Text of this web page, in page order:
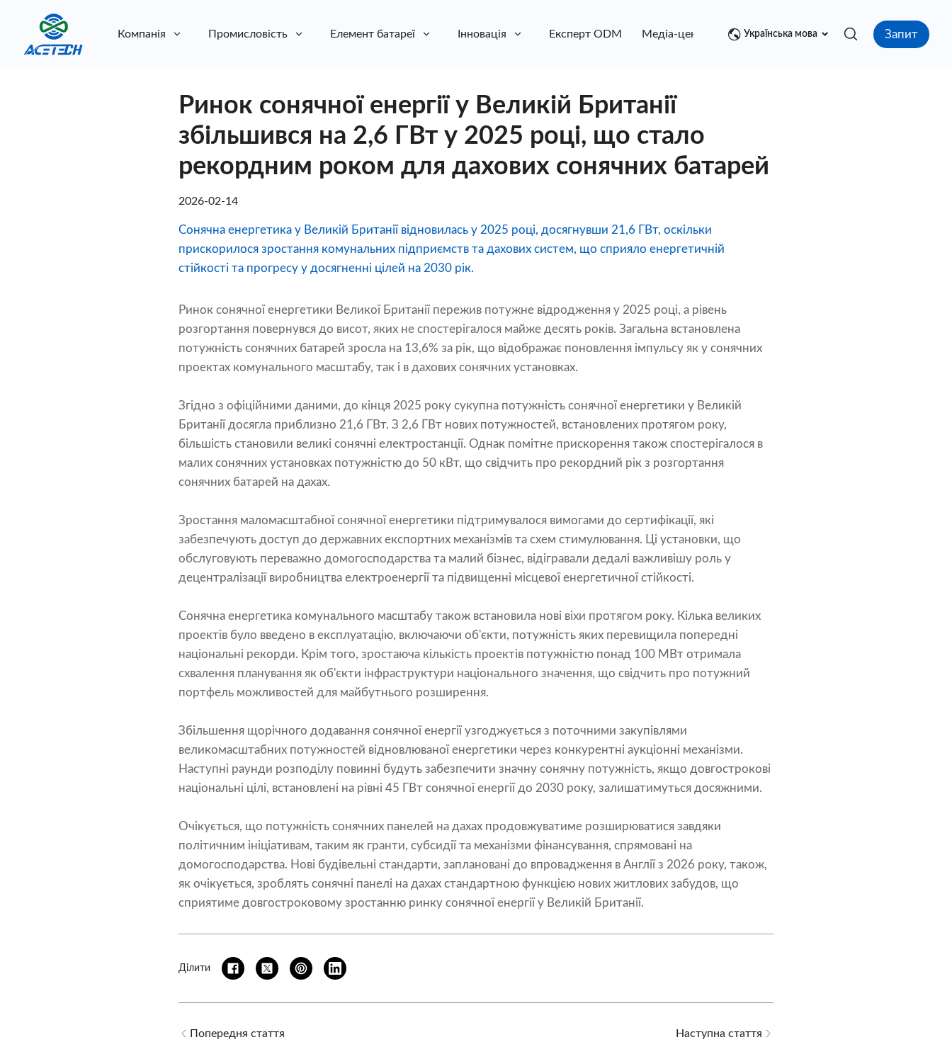
Компанія Промисловість Елемент батареї Інновація Експерт ODM Медіа-центр контакт
Українська мова Запит
Ринок сонячної енергії у Великій Британії
збільшився на 2,6 ГВт у 2025 році, що стало
рекордним роком для дахових сонячних батарей
2026-02-14
Сонячна енергетика у Великій Британії відновилась у 2025 році, досягнувши 21,6 ГВт, оскільки
прискорилося зростання комунальних підприємств та дахових систем, що сприяло енергетичній
стійкості та прогресу у досягненні цілей на 2030 рік.
Ринок сонячної енергетики Великої Британії пережив потужне відродження у 2025 році, а рівень
розгортання повернувся до висот, яких не спостерігалося майже десять років. Загальна встановлена ​​
потужність сонячних батарей зросла на 13,6% за рік, що відображає поновлення імпульсу як у сонячних
проектах комунального масштабу, так і в дахових сонячних установках.
Згідно з офіційними даними, до кінця 2025 року сукупна потужність сонячної енергетики у Великій
Британії досягла приблизно 21,6 ГВт. З 2,6 ГВт нових потужностей, встановлених протягом року,
більшість становили великі сонячні електростанції. Однак помітне прискорення також спостерігалося в
малих сонячних установках потужністю до 50 кВт, що свідчить про рекордний рік з розгортання
сонячних батарей на дахах.
Зростання маломасштабної сонячної енергетики підтримувалося вимогами до сертифікації, які
забезпечують доступ до державних експортних механізмів та схем стимулювання. Ці установки, що
обслуговують переважно домогосподарства та малий бізнес, відігравали дедалі важливішу роль у
децентралізації виробництва електроенергії та підвищенні місцевої енергетичної стійкості.
Сонячна енергетика комунального масштабу також встановила нові віхи протягом року. Кілька великих
проектів було введено в експлуатацію, включаючи об'єкти, потужність яких перевищила попередні
національні рекорди. Крім того, зростаюча кількість проектів потужністю понад 100 МВт отримала
схвалення планування як об'єкти інфраструктури національного значення, що свідчить про потужний
портфель можливостей для майбутнього розширення.
Збільшення щорічного додавання сонячної енергії узгоджується з поточними закупівлями
великомасштабних потужностей відновлюваної енергетики через конкурентні аукціонні механізми.
Наступні раунди розподілу повинні будуть забезпечити значну сонячну потужність, якщо довгострокові
національні цілі, встановлені на рівні 45 ГВт сонячної енергії до 2030 року, залишатимуться досяжними.
Очікується, що потужність сонячних панелей на дахах продовжуватиме розширюватися завдяки
політичним ініціативам, таким як гранти, субсидії та механізми фінансування, спрямовані на
домогосподарства. Нові будівельні стандарти, заплановані до впровадження в Англії з 2026 року, також,
як очікується, зроблять сонячні панелі на дахах стандартною функцією нових житлових забудов, що
сприятиме довгостроковому зростанню ринку сонячної енергії у Великій Британії.
Ділити
Попередня стаття Наступна стаття